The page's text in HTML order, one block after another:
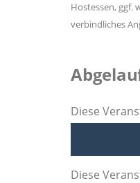
Hostessen, ggf.
verbindliches
Diese
Diese